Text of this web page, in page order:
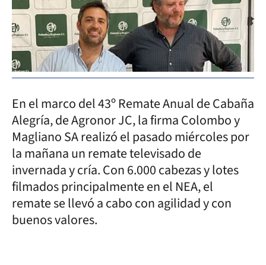
En el marco del 43º Remate Anual de Cabaña
Alegría, de Agronor JC, la firma Colombo y
Magliano SA realizó el pasado miércoles por
la mañana un remate televisado de
invernada y cría. Con 6.000 cabezas y lotes
filmados principalmente en el NEA, el
remate se llevó a cabo con agilidad y con
buenos valores.